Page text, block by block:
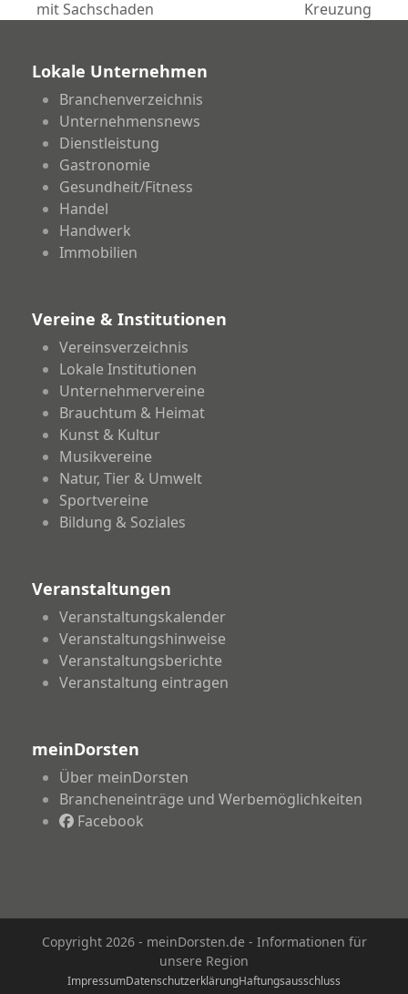
Beitrag:
mit Sachschaden
Kreuzung
Lokale Unternehmen
Branchenverzeichnis
Unternehmensnews
Dienstleistung
Gastronomie
Gesundheit/Fitness
Handel
Handwerk
Immobilien
Vereine & Institutionen
Vereinsverzeichnis
Lokale Institutionen
Unternehmervereine
Brauchtum & Heimat
Kunst & Kultur
Musikvereine
Natur, Tier & Umwelt
Sportvereine
Bildung & Soziales
Veranstaltungen
Veranstaltungskalender
Veranstaltungshinweise
Veranstaltungsberichte
Veranstaltung eintragen
meinDorsten
Über meinDorsten
Brancheneinträge und Werbemöglichkeiten
Facebook
Copyright 2026 - meinDorsten.de - Informationen für
unsere Region
ImpressumDatenschutzerklärungHaftungsausschluss